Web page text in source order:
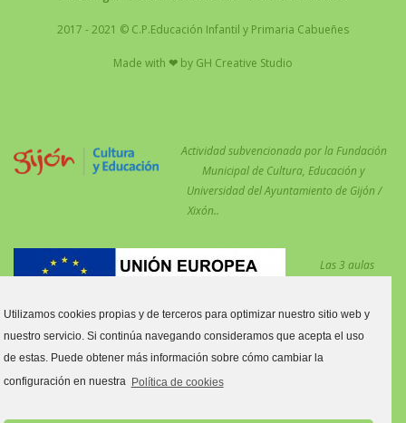
2017 - 2021 © C.P.Educación Infantil y Primaria Cabueñes
Made with ❤ by GH Creative Studio
Actividad subvencionada por la Fundación
Municipal de Cultura, Educación y
Universidad del Ayuntamiento de Gijón /
Xixón..
Las 3 aulas
reforzar las
medidas COVID están financiadas por el Fondo Social Europeo.
Estas aulas son:
Utilizamos cookies propias y de terceros para optimizar nuestro sitio web y
nuestro servicio. Si continúa navegando consideramos que acepta el uso
de estas. Puede obtener más información sobre cómo cambiar la
configuración en nuestra Política de cookies